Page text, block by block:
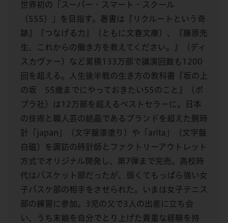
世界初の「スーパー・スマート・スクール
（SSS）」を目指す。著書は『リクルートという奇
跡』『つなげる力』（ともに文春文庫）、『藤原先
生、これからの働き方を教えてください。』（ディ
スカヴァー）など累積133万部で講演回数も1200
回を超える。人生後半戦の生き方の教科書『坂の上
の坂 55歳までにやっておきたい55のこと』（ポ
プラ社）は12万部を超えるベストセラーに。日本
の技術と職人芸の結晶であるブランドを超えた腕時
計「japan」（文字盤漆塗り）や「arita」（文字盤
白磁）を諏訪の時計師とファクトリーアウトレット
方式でオリジナル開発し、第7弾まで完売。高校時
代はバスケット部だったが、弱くてもっぱら強い女
子バスケ部の相手をさせられた。いまは女子テニス
部の練習に参加。3児の父で3人の出産に立ち会
い、うち末娘を自分でとり上げた貴重な経験を持